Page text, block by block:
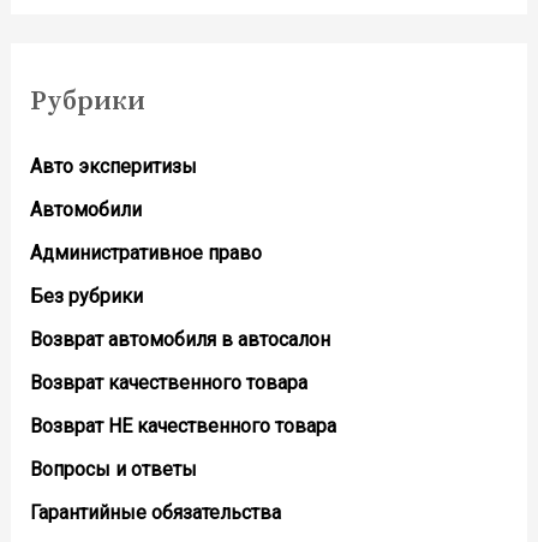
настройкой
центре
Рубрики
Авто эксперитизы
Автомобили
Административное право
Без рубрики
Возврат автомобиля в автосалон
Возврат кaчественного товара
Возврат НЕ качественного товара
Вопросы и ответы
Гарантийные обязательства